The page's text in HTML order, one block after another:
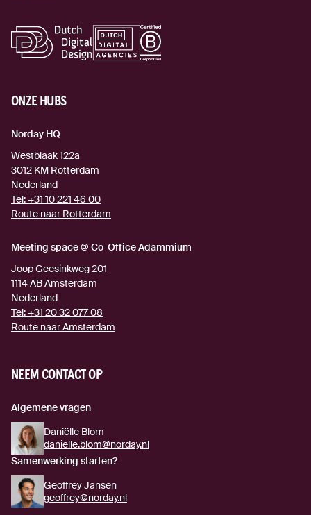
ONZE HUBS
Norday HQ
Westblaak 122a
3012 KM Rotterdam
Nederland
Tel: +31 10 221 46 00
Route naar Rotterdam
Meeting space @ Co-Office Adammium
Joop Geesinkweg 201
1114 ABAmsterdam
Nederland
Tel: +31 20 32 077 08
Route naar Amsterdam
NEEM CONTACT OP
Algemene vragen
Daniëlle Blom
danielle.blom@norday.nl
Samenwerking starten?
Geoffrey Jansen
geoffrey@norday.nl